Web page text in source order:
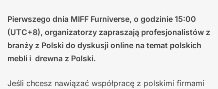
Pierwszego dnia MIFF Furniverse, o godzinie 15:00
(UTC+8), organizatorzy zapraszają profesjonalistów z
branży z Polski do dyskusji online na temat polskich
mebli i drewna z Polski.
Jeśli chcesz nawiązać współpracę z polskimi firmami